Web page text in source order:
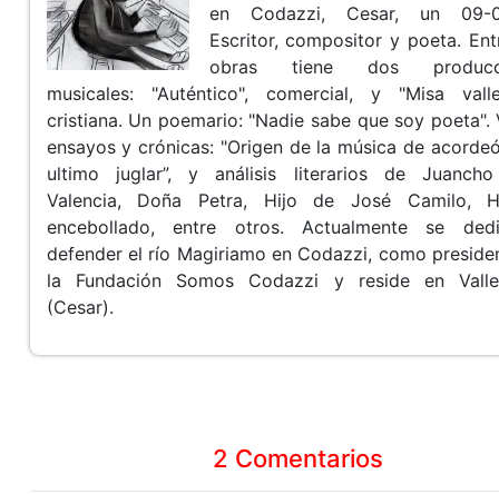
en Codazzi, Cesar, un 09-
Escritor, compositor y poeta.
obras tiene dos
musicales: "Auténtico", comercial, y "Misa
cristiana. Un poemario: "Nadie sabe que soy poeta".
ensayos y crónicas: "Origen de la música de
ultimo juglar”, y análisis literarios de
Valencia, Doña Petra, Hijo de José Camilo,
encebollado, entre otros. Actualmente se
defender el río Magiriamo en Codazzi, como
la Fundación Somos Codazzi y reside en
(Cesar).
2 Comentarios